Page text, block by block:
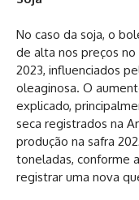
No caso da soja, o
de alta nos preços
2023, influenciados
oleaginosa. O
explicado,
seca registrados na
produção na safra
toneladas, conforme
registrar uma nova